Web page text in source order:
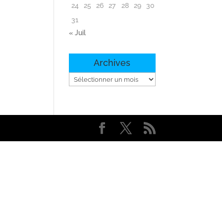
24
25 26 27 28 29
30
31
« Juil
Archives
Archives